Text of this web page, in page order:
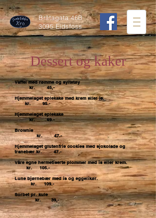
Bråtagata 46B
3095 Eidsfoss
Dessert og kaker
Vaffel med rømme og syltetøy
kr. 45,-
Hjemmelaget eplekake med krem eller is.
kr. 95.-
Hjemmelaget eplekake
kr. 69.-
Brownie
kr. 47.-
Hjemmelaget glutenfrie cookies med sjokolade og
tranebær kr. 47.-
Våre egne hermetiserte plommer medis ellerkrem.
kr. 105.-
Lune bjørnebær med is og eggelikør.
kr. 109.-
Sorbet pr. kule
kr. 39,-